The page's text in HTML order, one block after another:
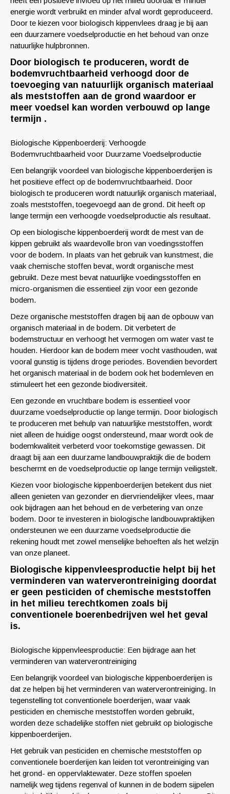
energie wordt verbruikt en minder afval wordt geproduceerd.
Door te kiezen voor biologisch kippenvlees draag je bij aan
een duurzamere voedselproductie en het behoud van onze
natuurlijke hulpbronnen.
Door biologisch te produceren, wordt de
bodemvruchtbaarheid verhoogd door de
toevoeging van natuurlijk organisch materiaal
als meststoffen aan de grond waardoor er
meer voedsel kan worden verbouwd op lange
termijn .
Biologische Kippenboerderij: Verhoogde
Bodemvruchtbaarheid voor Duurzame Voedselproductie
Een belangrijk voordeel van biologische kippenboerderijen is
het positieve effect op de bodemvruchtbaarheid. Door
biologisch te produceren wordt natuurlijk organisch materiaal,
zoals meststoffen, toegevoegd aan de grond. Dit heeft op
lange termijn een verhoogde voedselproductie als resultaat.
Op een biologische kippenboerderij wordt de mest van de
kippen gebruikt als waardevolle bron van voedingsstoffen
voor de bodem. In plaats van het gebruik van kunstmest, die
vaak chemische stoffen bevat, wordt organische mest
gebruikt. Deze mest bevat natuurlijke voedingsstoffen en
micro-organismen die essentieel zijn voor een gezonde
bodem.
Deze organische meststoffen dragen bij aan de opbouw van
organisch materiaal in de bodem. Dit verbetert de
bodemstructuur en verhoogt het vermogen om water vast te
houden. Hierdoor kan de bodem meer vocht vasthouden, wat
vooral gunstig is tijdens droge periodes. Bovendien bevordert
het organisch materiaal in de bodem ook het bodemleven en
stimuleert het een gezonde biodiversiteit.
Een gezonde en vruchtbare bodem is essentieel voor
duurzame voedselproductie op lange termijn. Door biologisch
te produceren met behulp van natuurlijke meststoffen, wordt
niet alleen de huidige oogst ondersteund, maar wordt ook de
bodemkwaliteit verbeterd voor toekomstige gewassen. Dit
draagt bij aan een duurzame landbouwpraktijk die de bodem
beschermt en de voedselproductie op lange termijn veiligstelt.
Kiezen voor biologische kippenboerderijen betekent dus niet
alleen genieten van gezonder en diervriendelijker vlees, maar
ook bijdragen aan het behoud en de verbetering van onze
bodem. Door te investeren in biologische landbouwpraktijken
ondersteunen we een duurzame voedselproductie die
rekening houdt met zowel menselijke behoeften als het welzijn
van onze planeet.
Biologische kippenvleesproductie helpt bij het
verminderen van waterverontreiniging doordat
er geen pesticiden of chemische meststoffen
in het milieu terechtkomen zoals bij
conventionele boerenbedrijven wel het geval
is.
Biologische kippenvleesproductie: Een bijdrage aan het
verminderen van waterverontreiniging
Een belangrijk voordeel van biologische kippenboerderijen is
dat ze helpen bij het verminderen van waterverontreiniging. In
tegenstelling tot conventionele boerderijen, waar vaak
pesticiden en chemische meststoffen worden gebruikt,
worden deze schadelijke stoffen niet gebruikt op biologische
kippenboerderijen.
Het gebruik van pesticiden en chemische meststoffen op
conventionele boerderijen kan leiden tot verontreiniging van
het grond- en oppervlaktewater. Deze stoffen spoelen
namelijk weg tijdens regenval of kunnen in de bodem sijpelen